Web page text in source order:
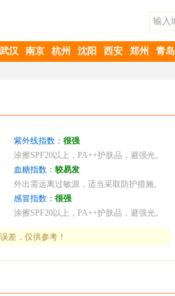
武汉 南京 杭州 沈阳 西安 郑州 青岛
紫外线指数： 很强
涂擦SPF20以上，PA++护肤品，避强光。
血糖指数： 较易发
外出需远离过敏源，适当采取防护措施。
感冒指数： 很强
涂擦SPF20以上，PA++护肤品，避强光。
差，仅供参考！